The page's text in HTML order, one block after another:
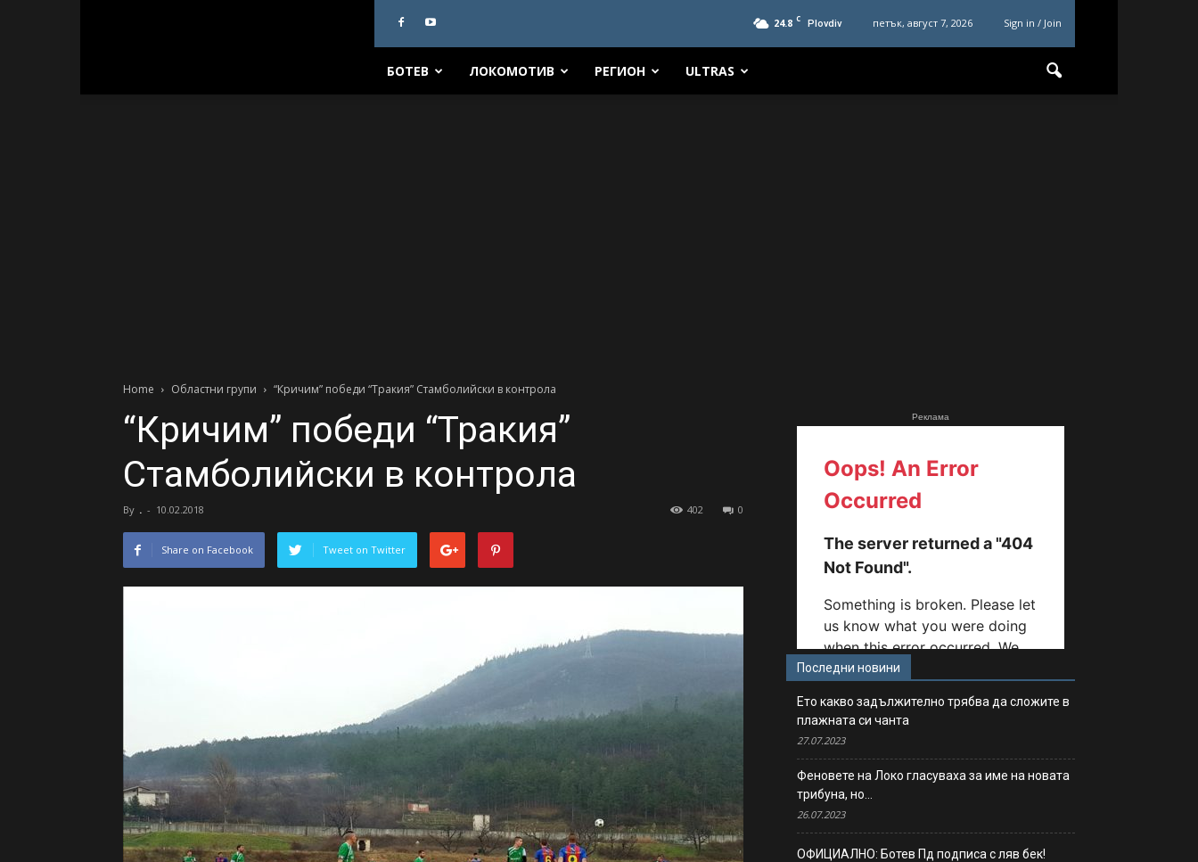
24.8 C Plovdiv петък, август 7, 2026 Sign in / Join
БОТЕВ ЛОКОМОТИВ РЕГИОН ULTRAS
Home Областни групи “Кричим” победи “Тракия” Стамболийски в контрола
“Кричим” победи “Тракия”
Стамболийски в контрола
By . - 10.02.2018 0
402
Share on Facebook Tweet on Twitter
Реклама
Последни новини
Ето какво задължително трябва да сложите в
плажната си чанта
27.07.2023
Феновете на Локо гласуваха за име на новата
трибуна, но…
26.07.2023
ОФИЦИАЛНО: Ботев Пд подписа с ляв бек!